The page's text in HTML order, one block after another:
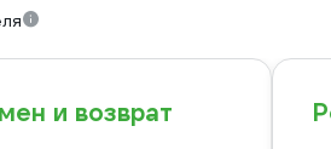
и возврат